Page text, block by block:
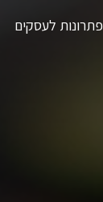
פתרונות לעסקים